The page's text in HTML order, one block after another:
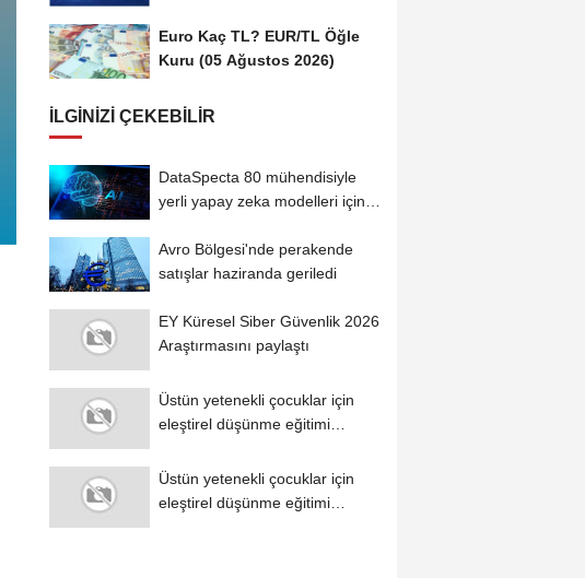
Euro Kaç TL? EUR/TL Öğle
Kuru (05 Ağustos 2026)
İLGINIZI ÇEKEBILIR
DataSpecta 80 mühendisiyle
yerli yapay zeka modelleri için
Avro Bölgesi'nde perakende
satışlar haziranda geriledi
EY Küresel Siber Güvenlik 2026
Araştırmasını paylaştı
Üstün yetenekli çocuklar için
eleştirel düşünme eğitimi
Üstün yetenekli çocuklar için
eleştirel düşünme eğitimi